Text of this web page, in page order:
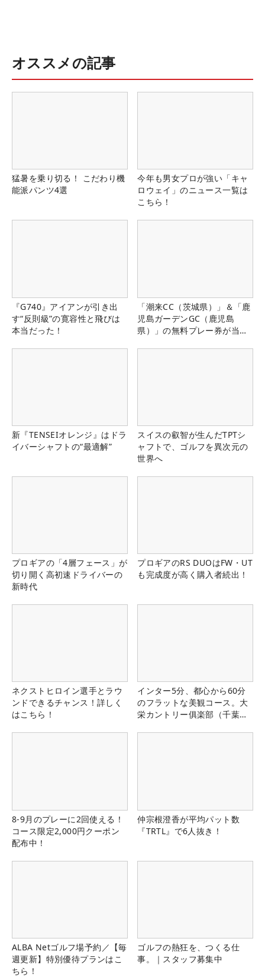
オススメの記事
猛暑を乗り切る！ こだわり機
能派パンツ4選
今年も男女プロが強い「キャ
ロウェイ」のニュース一覧は
こちら！
『G740』アイアンが引き出
す“反則級”の寛容性と飛びは
本当だった！
「潮来CC（茨城県）」＆「鹿
児島ガーデンGC（鹿児島
県）」の無料プレー券が当た
新『TENSEIオレンジ』はドラ
イバーシャフトの“最適解”
スイスの叡智が生んだTPTシ
ャフトで、ゴルフを異次元の
世界へ
プロギアの「4層フェース」が
切り開く高初速ドライバーの
新時代
プロギアのRS DUOはFW・UT
も完成度が高く購入者続出！
ネクストヒロイン選手とラウ
ンドできるチャンス！詳しく
はこちら！
インター5分、都心から60分
のフラットな美観コース。大
栄カントリー俱楽部（千葉
8-9月のプレーに2回使える！
コース限定2,000円クーポン
配布中！
仲宗根澄香が平均パット数
『TRTL』で6人抜き！
ALBA Netゴルフ場予約／【毎
週更新】特別優待プランはこ
ちら！
ゴルフの熱狂を、つくる仕
事。｜スタッフ募集中